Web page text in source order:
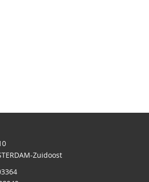
Zuidoost